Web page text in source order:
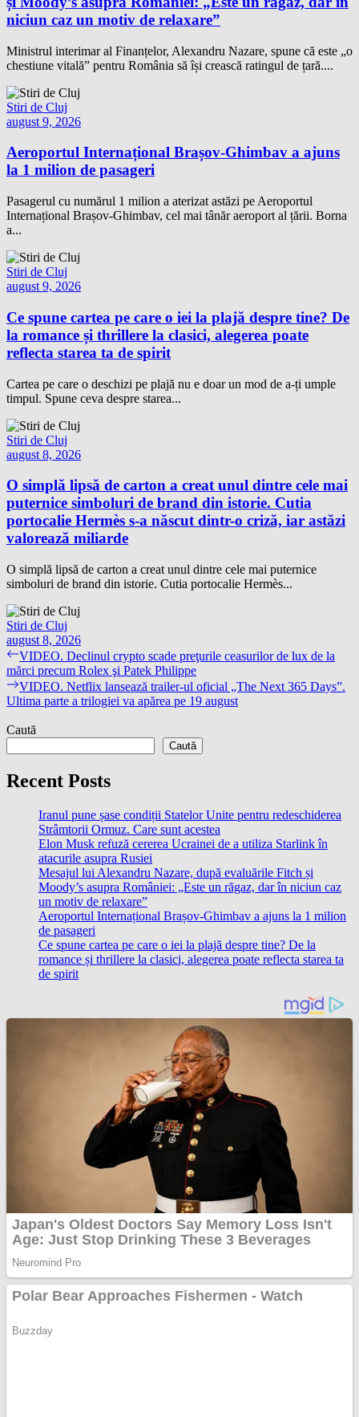
niciun caz un motiv de relaxare”
Ministrul interimar al Finanțelor, Alexandru Nazare, spune că este „o
chestiune vitală” pentru România să își crească ratingul de țară....
Stiri de Cluj
august 9, 2026
Aeroportul Internațional Brașov-Ghimbav a ajuns
la 1 milion de pasageri
Pasagerul cu numărul 1 milion a aterizat astăzi pe Aeroportul
Internațional Brașov-Ghimbav, cel mai tânăr aeroport al țării. Borna
a...
Stiri de Cluj
august 9, 2026
Ce spune cartea pe care o iei la plajă despre tine? De
la romance și thrillere la clasici, alegerea poate
reflecta starea ta de spirit
Cartea pe care o deschizi pe plajă nu e doar un mod de a-ți umple
timpul. Spune ceva despre starea...
Stiri de Cluj
august 8, 2026
O simplă lipsă de carton a creat unul dintre cele mai
puternice simboluri de brand din istorie. Cutia
portocalie Hermès s-a născut dintr-o criză, iar astăzi
valorează miliarde
O simplă lipsă de carton a creat unul dintre cele mai puternice
simboluri de brand din istorie. Cutia portocalie Hermès...
Stiri de Cluj
august 8, 2026
Navigare
în
articole
Previous
post:
VIDEO. Declinul crypto scade preţurile ceasurilor de lux de la
mărci precum Rolex şi Patek Philippe
Next
post:
VIDEO. Netflix lansează trailer-ul oficial „The Next 365 Days”.
Ultima parte a trilogiei va apărea pe 19 august
Caută
Caută
Recent Posts
Iranul pune șase condiții Statelor Unite pentru redeschiderea
Strâmtorii Ormuz. Care sunt acestea
Elon Musk refuză cererea Ucrainei de a utiliza Starlink în
atacurile asupra Rusiei
Mesajul lui Alexandru Nazare, după evaluările Fitch și
Moody’s asupra României: „Este un răgaz, dar în niciun caz
un motiv de relaxare”
Aeroportul Internațional Brașov-Ghimbav a ajuns la 1 milion
de pasageri
Ce spune cartea pe care o iei la plajă despre tine? De la
romance și thrillere la clasici, alegerea poate reflecta starea ta
de spirit